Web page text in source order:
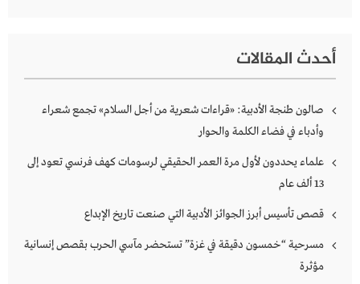
أحدث المقالات
صالون طنجة الأدبية: «قراءات شعرية من أجل السلام» تجمع شعراء
وأدباء في فضاء الكلمة والحوار
علماء يحددون لأول مرة العمر الحقيقي لرسومات كهف فرنسي تعود إلى
13 ألف عام
قصص تأسيس أبرز الجوائز الأدبية التي صنعت تاريخ الإبداع
مسرحية “خمسون دقيقة في غزة” تستحضر مآسي الحرب بقصص إنسانية
مؤثرة